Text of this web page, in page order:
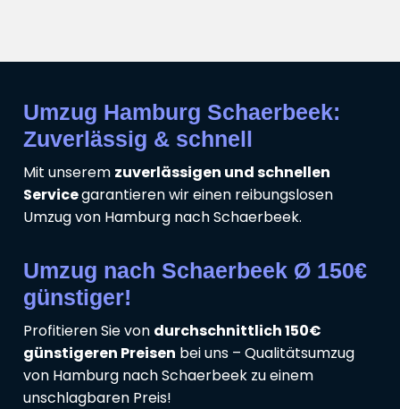
Umzug Hamburg Schaerbeek:
Zuverlässig & schnell
Mit unserem zuverlässigen und schnellen
Servicegarantieren wir einen reibungslosen
Umzug von Hamburg nach Schaerbeek.
Umzug nach Schaerbeek Ø 150€
günstiger!
Profitieren Sie von durchschnittlich 150€
günstigeren Preisen bei uns – Qualitätsumzug
von Hamburg nach Schaerbeek zu einem
unschlagbaren Preis!